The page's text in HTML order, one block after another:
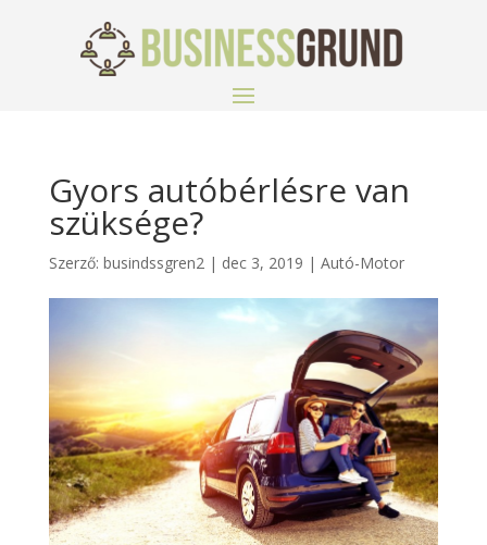
Gyors autóbérlésre van
szüksége?
Szerző: busindssgren2| dec 3, 2019 | Autó-Motor